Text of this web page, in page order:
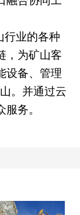
业的各种
，为矿山客
设备、管理
。并通过云
务。